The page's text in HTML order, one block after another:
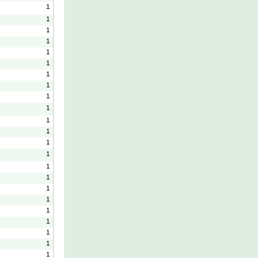
1
1
1
1
1
1
1
1
1
1
1
1
1
1
1
1
1
1
1
1
1
1
1